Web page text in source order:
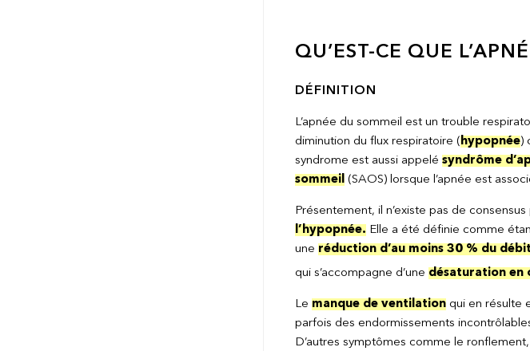
QU’EST-CE QUE
DÉFINITION
L’apnée du sommeil est un trouble
diminution du flux respiratoire (hypopnée)
syndrome est aussi appelé syndrôme
sommeil(SAOS) lorsque l’apnée est
Présentement, il n’existe pas de
l’hypopnée. Elle a été définie comme
une réduction d’au moins 30 % du
qui s’accompagne d’une désaturation en
Le manque de ventilationqui en résulte
parfois des endormissements
D’autres symptômes comme le